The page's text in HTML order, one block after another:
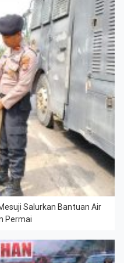
Salurkan Bantuan Air
Permai